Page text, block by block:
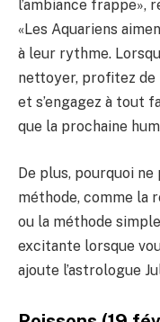
l’ambiance frappe»,
«Les Aquariens
à leur rythme.
nettoyer, profitez de
et s’engagez à tout
que la prochaine
De plus, pourquoi ne
méthode, comme la
ou la méthode
excitante lorsque
ajoute l’astrologue